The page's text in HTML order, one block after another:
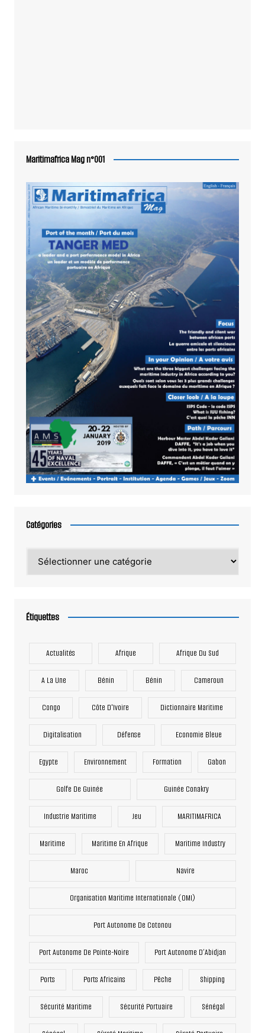
Maritimafrica Mag n°001
Catégories
Étiquettes
Actualités Afrique Afrique Du Sud
A La Une Bénin Bénin Cameroun
Congo Côte D'Ivoire Dictionnaire Maritime
Digitalisation Défense Economie Bleue
Egypte Environnement Formation Gabon
Golfe De Guinée Guinée Conakry
Industrie Maritime Jeu MARITIMAFRICA
Maritime Maritime En Afrique Maritime Industry
Maroc Navire
Organisation Maritime Internationale (OMI)
Port Autonome De Cotonou
Port Autonome De Pointe-Noire Port Autonome D’Abidjan
Ports Ports Africains Pêche Shipping
Sécurité Maritime Sécurité Portuaire Sénégal